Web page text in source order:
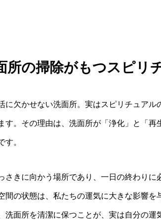
所の掃除がもつスピリ
に欠かせない洗面所。実はスピリチュア
す。その理由は、洗面所が「浄化」と「
す。
さきに向かう場所であり、一日の終わりに
間の状態は、私たちの運気に大きな影響を
洗面所を清潔に保つことが、実は自分の